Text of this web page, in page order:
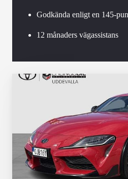
Godkända enligt en 145-
12 månaders vägassistans